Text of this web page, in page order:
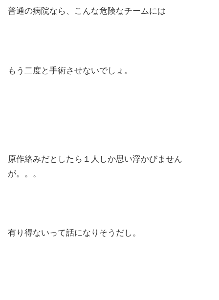
普通の病院なら、こんな危険なチームには
もう二度と手術させないでしょ。
原作絡みだとしたら１人しか思い浮かびません
が。。。
有り得ないって話になりそうだし。